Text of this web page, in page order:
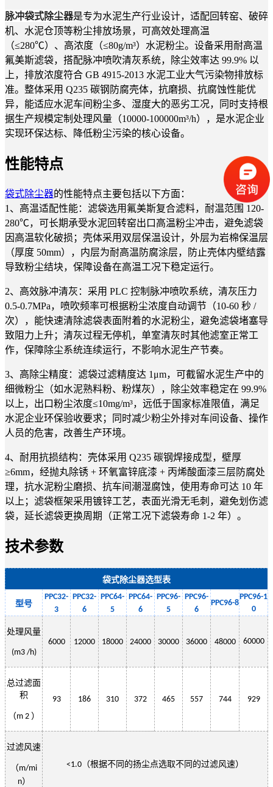
脉冲袋式除尘器是专为水泥生产行业设计，适配回转窑、破碎
机、水泥仓顶等粉尘排放场景，可高效处理高温
（≤280℃）、高浓度（≤80g/m³）水泥粉尘。设备采用耐高温
氟美斯滤袋，搭配脉冲喷吹清灰系统，除尘效率达 99.9% 以
上，排放浓度符合 GB 4915-2013 水泥工业大气污染物排放标
准。整体采用 Q235 碳钢防腐壳体，抗磨损、抗腐蚀性能优
异，能适应水泥车间粉尘多、湿度大的恶劣工况，同时支持根
据生产规模定制处理风量（10000-100000m³/h），是水泥企业
实现环保达标、降低粉尘污染的核心设备。
性能特点
袋式除尘器的性能特点主要包括以下方面：
1、高温适配性能：滤袋选用氟美斯复合滤料，耐温范围 120-
280℃，可长期承受水泥回转窑出口高温粉尘冲击，避免滤袋
因高温软化破损；壳体采用双层保温设计，外层为岩棉保温层
（厚度 50mm），内层为耐高温防腐涂层，防止壳体内壁结露
导致粉尘结块，保障设备在高温工况下稳定运行。
2、高效脉冲清灰：采用 PLC 控制脉冲喷吹系统，清灰压力
0.5-0.7MPa，喷吹频率可根据粉尘浓度自动调节（10-60 秒 /
次），能快速清除滤袋表面附着的水泥粉尘，避免滤袋堵塞导
致阻力上升；清灰过程无停机，单室清灰时其他滤室正常工
作，保障除尘系统连续运行，不影响水泥生产节奏。
3、高除尘精度：滤袋过滤精度达 1μm，可截留水泥生产中的
细微粉尘（如水泥熟料粉、粉煤灰），除尘效率稳定在 99.9%
以上，出口粉尘浓度≤10mg/m³，远低于国家标准限值，满足
水泥企业环保验收要求；同时减少粉尘外排对车间设备、操作
人员的危害，改善生产环境。
4、耐用抗损结构：壳体采用 Q235 碳钢焊接成型，壁厚
≥6mm，经抛丸除锈 + 环氧富锌底漆 + 丙烯酸面漆三层防腐处
理，抗水泥粉尘磨损、抗车间潮湿腐蚀，使用寿命可达 10 年
以上；滤袋框架采用镀锌工艺，表面光滑无毛刺，避免划伤滤
袋，延长滤袋更换周期（正常工况下滤袋寿命 1-2 年）。
技术参数
袋式除尘器选型表
型号
PPC32-
3
PPC32-
6
PPC64-
5
PPC64-
6
PPC96-
5
PPC96-
6
PPC96-8
PPC96-1
0
处理风量
(m3 /h)
6000 12000 18000 24000 30000 36000 48000 60000
总过滤面
积
（m 2 ）
93 186 310 372 465 557 744 929
过滤风速
（m/mi
n）
<1.0 （根据不同的扬尘点选取不同的过滤风速）